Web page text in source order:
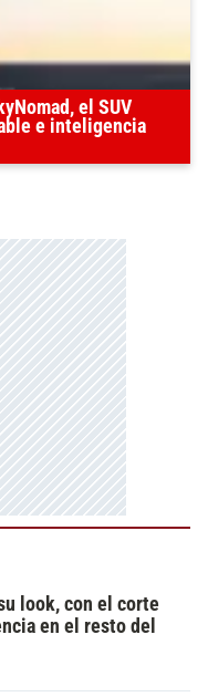
el SUV
e inteligencia
look, con el corte
en el resto del